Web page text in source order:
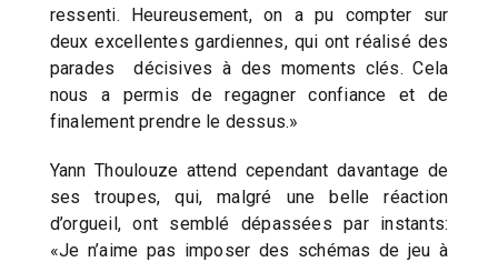
ressenti. Heureusement, on a pu compter sur
deux excellentes gardiennes, qui ont réalisé des
parades décisives à des moments clés. Cela
nous a permis de regagner confiance et de
finalement prendre le dessus.»
Yann Thoulouze attend cependant davantage de
ses troupes, qui, malgré une belle réaction
d’orgueil, ont semblé dépassées par instants:
«Je n’aime pas imposer des schémas de jeu à